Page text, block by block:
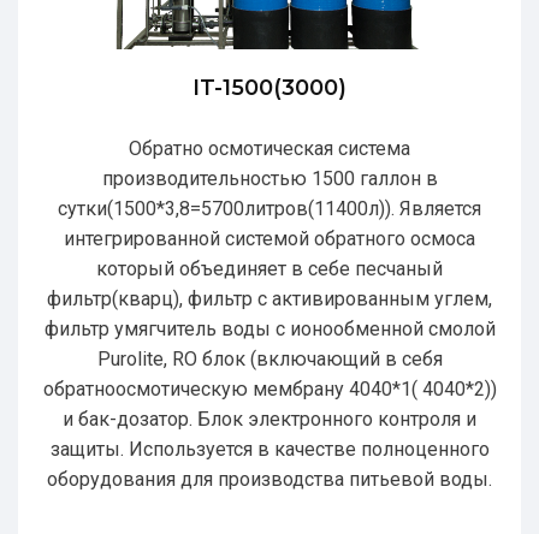
IT-1500(3000)
Обратно осмотическая система
производительностью 1500 галлон в
сутки(1500*3,8=5700литров(11400л)). Является
интегрированной системой обратного осмоса
который объединяет в себе песчаный
фильтр(кварц), фильтр с активированным углем,
фильтр умягчитель воды с ионообменной смолой
Purolite, RO блок (включающий в себя
обратноосмотическую мембрану 4040*1( 4040*2))
и бак-дозатор. Блок электронного контроля и
защиты. Используется в качестве полноценного
оборудования для производства питьевой воды.